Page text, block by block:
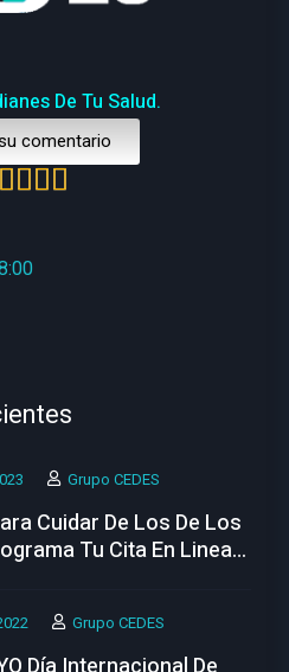
De Tu Salud.
comentario
Grupo CEDES
Cuidar De Los De Los
Tu Cita En Linea
Grupo CEDES